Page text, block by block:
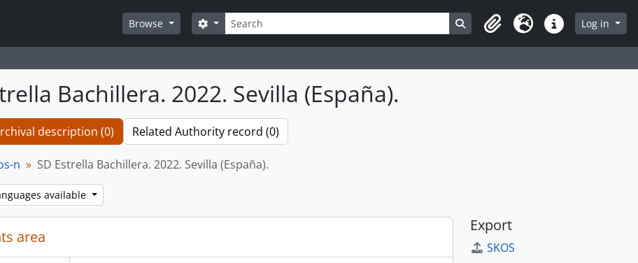
Browse
Search
Search options Search in browse page
ClipboardLanguageQuick linksLog in
Bachillera. 2022. Sevilla (España).
description (0) Related Authority record (0)
n SD Estrella Bachillera. 2022. Sevilla (España).
available
area
Export
SKOS